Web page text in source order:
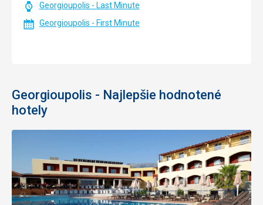
Georgioupolis - Last Minute
Georgioupolis - First Minute
Georgioupolis - Najlepšie hodnotené
hotely